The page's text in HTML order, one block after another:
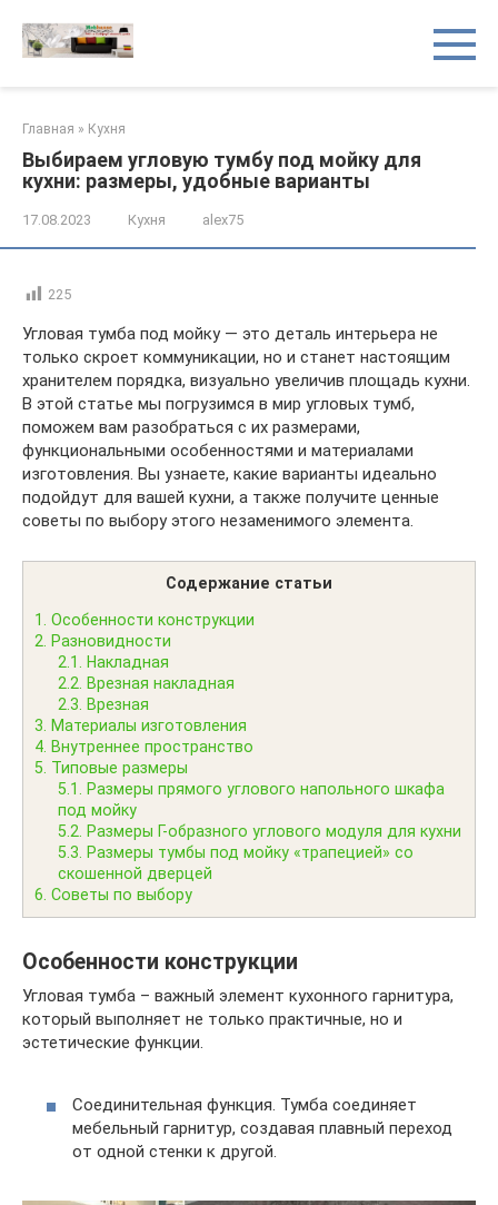
контенту
Главная » Кухня
Выбираем угловую тумбу под мойку для
кухни: размеры, удобные варианты
17.08.2023 Кухня alex75
225
Угловая тумба под мойку — это деталь интерьера не
только скроет коммуникации, но и станет настоящим
хранителем порядка, визуально увеличив площадь кухни.
В этой статье мы погрузимся в мир угловых тумб,
поможем вам разобраться с их размерами,
функциональными особенностями и материалами
изготовления. Вы узнаете, какие варианты идеально
подойдут для вашей кухни, а также получите ценные
советы по выбору этого незаменимого элемента.
Содержание статьи
1.
Особенности конструкции
2.
Разновидности
2.1.
Накладная
2.2.
Врезная накладная
2.3.
Врезная
3.
Материалы изготовления
4. Внутреннее пространство
5. Типовые размеры
5.1.
Размеры прямого углового напольного шкафа
под мойку
5.2.
Размеры Г-образного углового модуля для кухни
5.3.
Размеры тумбы под мойку «трапецией» со
скошенной дверцей
6. Советы по выбору
Особенности конструкции
Угловая тумба – важный элемент кухонного гарнитура,
который выполняет не только практичные, но и
эстетические функции.
Соединительная функция. Тумба соединяет
мебельный гарнитур, создавая плавный переход
от одной стенки к другой.